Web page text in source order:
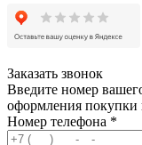
Заказать звонок
Введите номер
оформления покупки
Номер телефона *